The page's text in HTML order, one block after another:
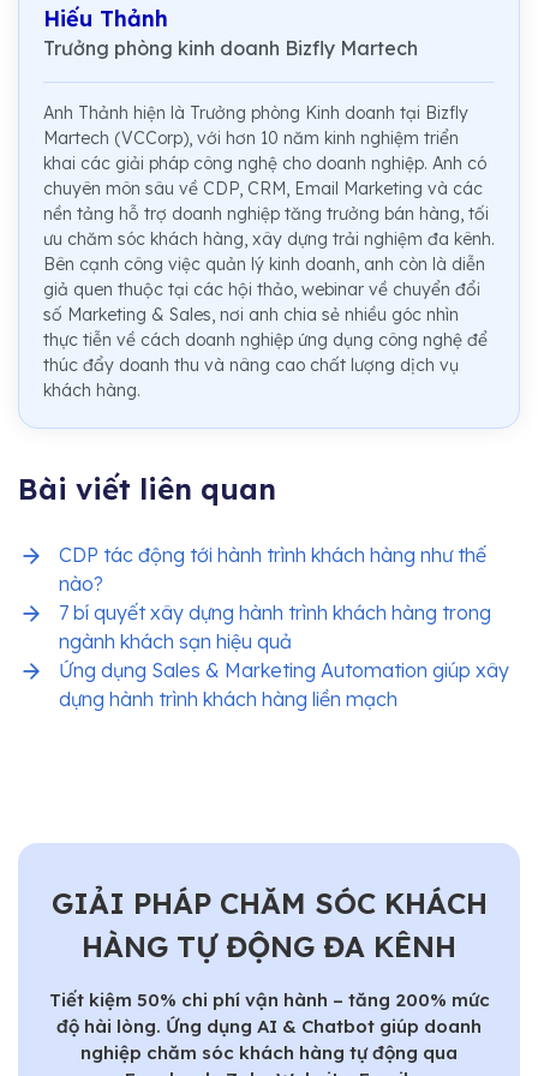
Hiếu Thảnh
Trưởng phòng kinh doanh Bizfly Martech
Anh Thảnh hiện là Trưởng phòng Kinh doanh tại Bizfly
Martech (VCCorp), với hơn 10 năm kinh nghiệm triển
khai các giải pháp công nghệ cho doanh nghiệp. Anh có
chuyên môn sâu về CDP, CRM, Email Marketing và các
nền tảng hỗ trợ doanh nghiệp tăng trưởng bán hàng, tối
ưu chăm sóc khách hàng, xây dựng trải nghiệm đa kênh.
Bên cạnh công việc quản lý kinh doanh, anh còn là diễn
giả quen thuộc tại các hội thảo, webinar về chuyển đổi
số Marketing & Sales, nơi anh chia sẻ nhiều góc nhìn
thực tiễn về cách doanh nghiệp ứng dụng công nghệ để
thúc đẩy doanh thu và nâng cao chất lượng dịch vụ
khách hàng.
Bài viết liên quan
CDP tác động tới hành trình khách hàng như thế
nào?
7 bí quyết xây dựng hành trình khách hàng trong
ngành khách sạn hiệu quả
Ứng dụng Sales & Marketing Automation giúp xây
dựng hành trình khách hàng liền mạch
GIẢI PHÁP CHĂM SÓC KHÁCH
HÀNG TỰ ĐỘNG ĐA KÊNH
Tiết kiệm 50% chi phí vận hành – tăng 200% mức
độ hài lòng. Ứng dụng AI & Chatbot giúp doanh
nghiệp chăm sóc khách hàng tự động qua